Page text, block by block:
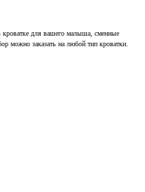
кроватке для вашего малыша, сменные
можно заказать на любой тип кроватки.